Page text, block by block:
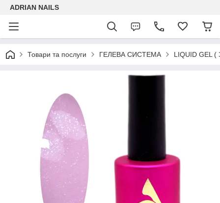
ADRIAN NAILS
Товари та послуги ГЕЛЕВА СИСТЕМА LIQUID GEL (